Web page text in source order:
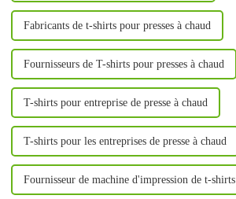
Fabricants de t-shirts pour presses à chaud
Fournisseurs de T-shirts pour presses à chaud
T-shirts pour entreprise de presse à chaud
T-shirts pour les entreprises de presse à chaud
Fournisseur de machine d'impression de t-shirts